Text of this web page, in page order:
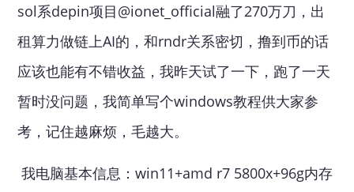
sol系depin项目@ionet_official融了270万刀，出
租算力做链上AI的，和rndr关系密切，撸到币的话
应该也能有不错收益，我昨天试了一下，跑了一天
暂时没问题，我简单写个windows教程供大家参
考，记住越麻烦，毛越大。
我电脑基本信息：win11+amd r7 5800x+96g内存